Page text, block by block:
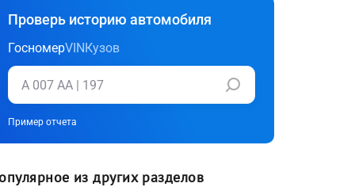
Проверь историю автомобиля
ГосномерVINКузов
Пример отчета
из других разделов